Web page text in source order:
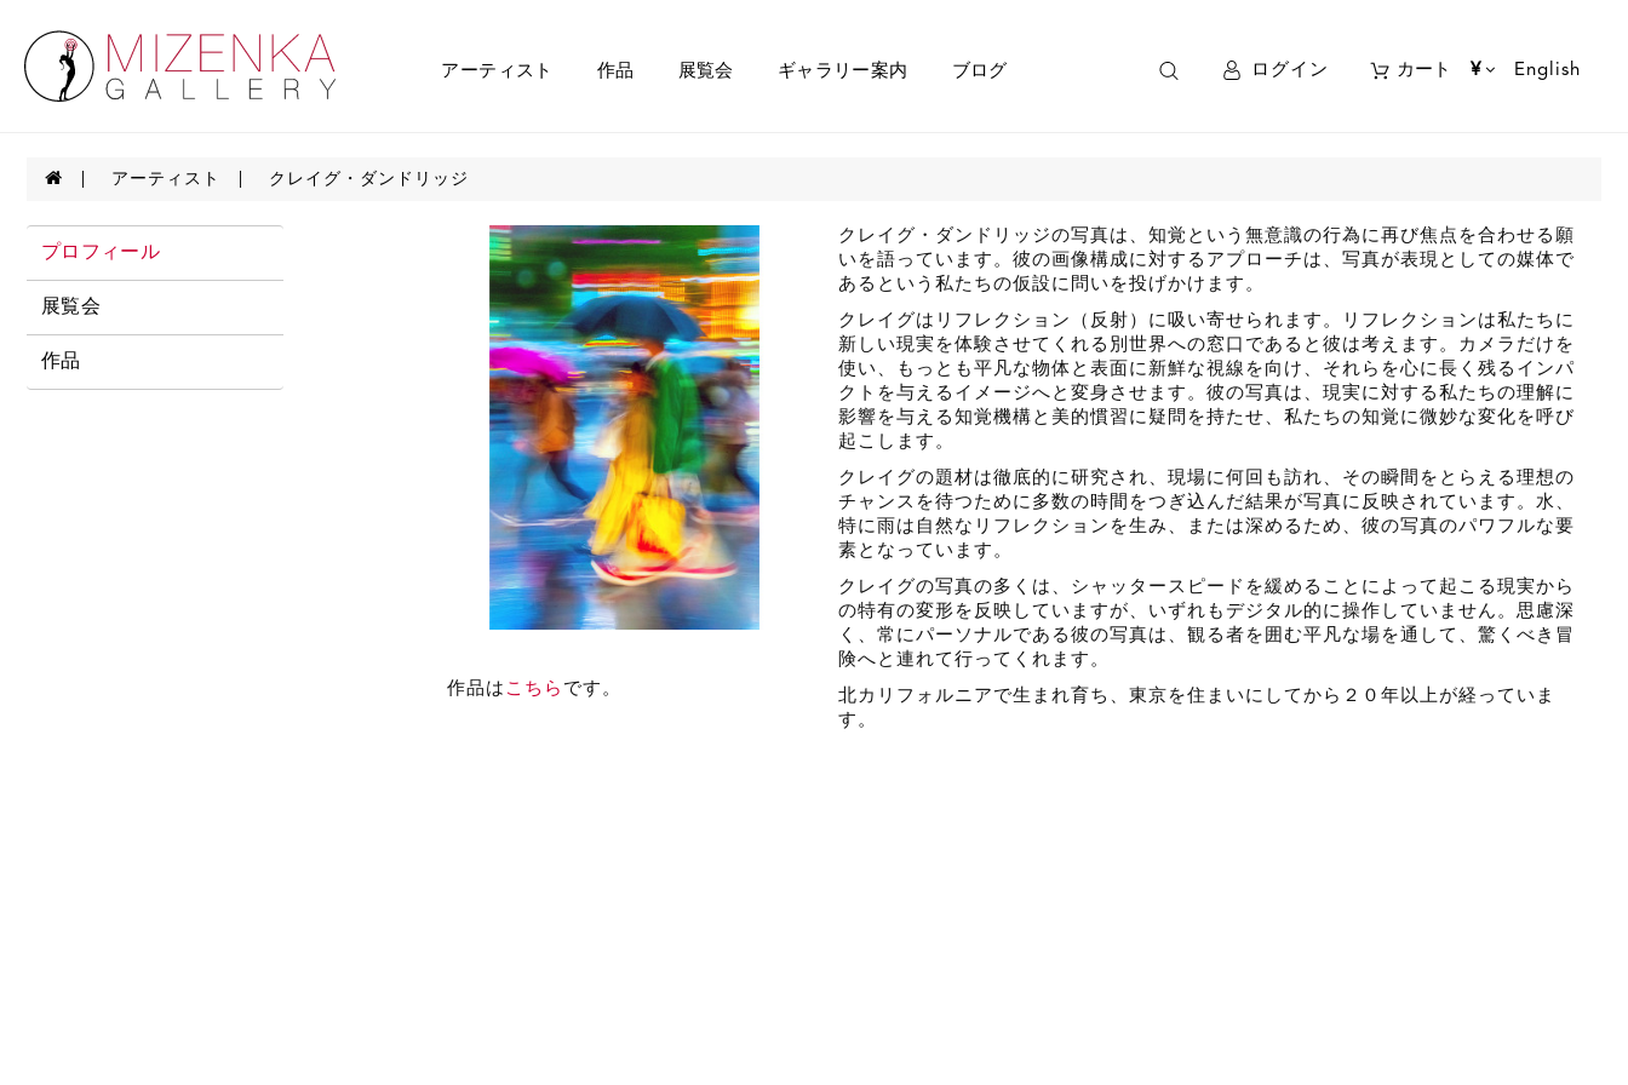
アーティスト 作品 展覧会 ギャラリー案内 ブログ ログイン カート ¥ English
アーティスト クレイグ・ダンドリッジ
プロフィール
展覧会
作品
作品は こちら です。
クレイグ・ダンドリッジの写真は、知覚という無意識の行為に再び焦点を合わせる願
いを語っています。彼の画像構成に対するアプローチは、写真が表現としての媒体で
あるという私たちの仮設に問いを投げかけます。
クレイグはリフレクション（反射）に吸い寄せられます。リフレクションは私たちに
新しい現実を体験させてくれる別世界への窓口であると彼は考えます。カメラだけを
使い、もっとも平凡な物体と表面に新鮮な視線を向け、それらを心に長く残るインパ
クトを与えるイメージへと変身させます。彼の写真は、現実に対する私たちの理解に
影響を与える知覚機構と美的慣習に疑問を持たせ、私たちの知覚に微妙な変化を呼び
起こします。
クレイグの題材は徹底的に研究され、現場に何回も訪れ、その瞬間をとらえる理想の
チャンスを待つために多数の時間をつぎ込んだ結果が写真に反映されています。水、
特に雨は自然なリフレクションを生み、または深めるため、彼の写真のパワフルな要
素となっています。
クレイグの写真の多くは、シャッタースピードを緩めることによって起こる現実から
の特有の変形を反映していますが、いずれもデジタル的に操作していません。思慮深
く、常にパーソナルである彼の写真は、観る者を囲む平凡な場を通して、驚くべき冒
険へと連れて行ってくれます。
北カリフォルニアで生まれ育ち、東京を住まいにしてから２０年以上が経っていま
す。